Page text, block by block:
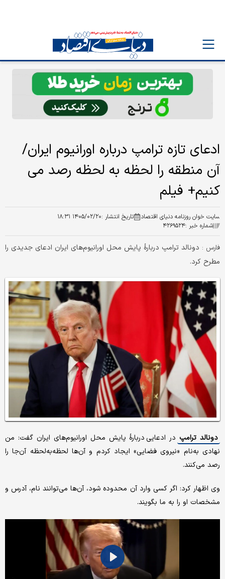
ادعای تازه ترامپ درباره اورانیوم‌ ایران/
آن منطقه را لحظه به لحظه رصد می
کنیم+ فیلم
سایت خوان روزنامه دنیای اقتصاد تاریخ انتشار :۱۴۰۵/۰۲/۲۰ ۱۸:۳۱
شماره خبر :۴۲۶۹۵۲۴
فارس : دونالد ترامپ دربارهٔ پایش محل اورانیوم‌های ایران ادعای جدیدی را
مطرح کرد.
دونالد ترامپ در ادعایی دربارهٔ پایش محل اورانیوم‌های ایران گفت: من
نهادی به‌نام «نیروی فضایی» ایجاد کردم و آن‌ها لحظه‌به‌لحظه آن‌جا را
رصد می‌کنند.
وی اظهار کرد: اگر کسی وارد آن محدوده شود، آن‌ها می‌توانند نام، آدرس و
مشخصات او را به ما بگویند.